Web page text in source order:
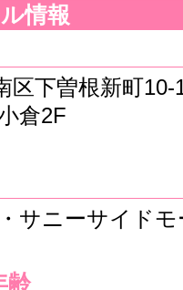
情報
区下曽根新町
倉2F
サニーサイドモ
齢